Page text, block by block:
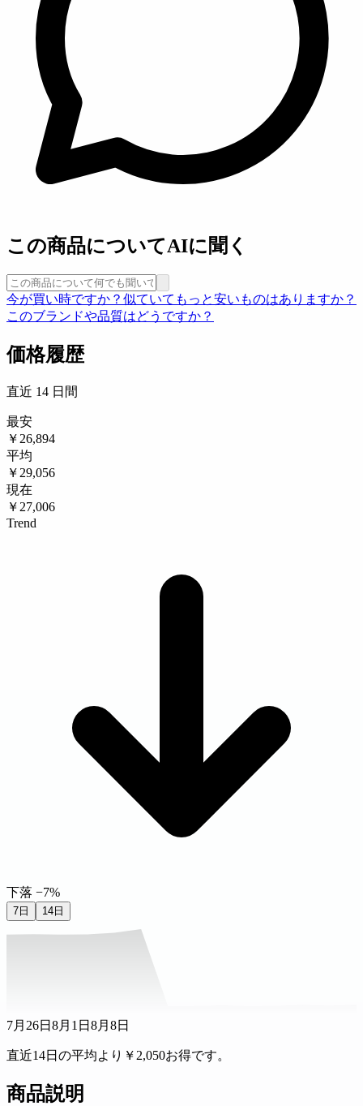
この商品についてAIに聞く
今が買い時ですか？ 似ていてもっと安いものはありますか？
このブランドや品質はどうですか？
価格履歴
直近 14 日間
最安
￥26,894
平均
￥29,056
現在
￥27,006
Trend
下落 −7%
7日 14日
7月26日 8月1日 8月8日
直近14日の平均より￥2,050お得です。
商品説明